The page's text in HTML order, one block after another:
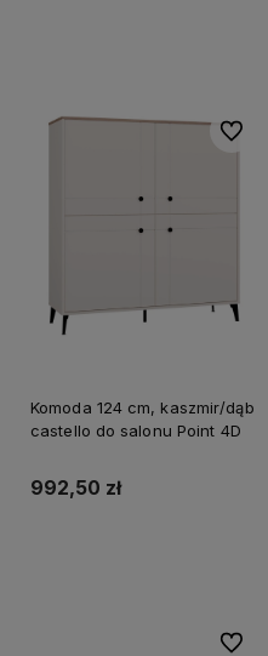
Komoda 124 cm, kaszmir/dąb
castello do salonu Point 4D
992,50 zł
Do
Do